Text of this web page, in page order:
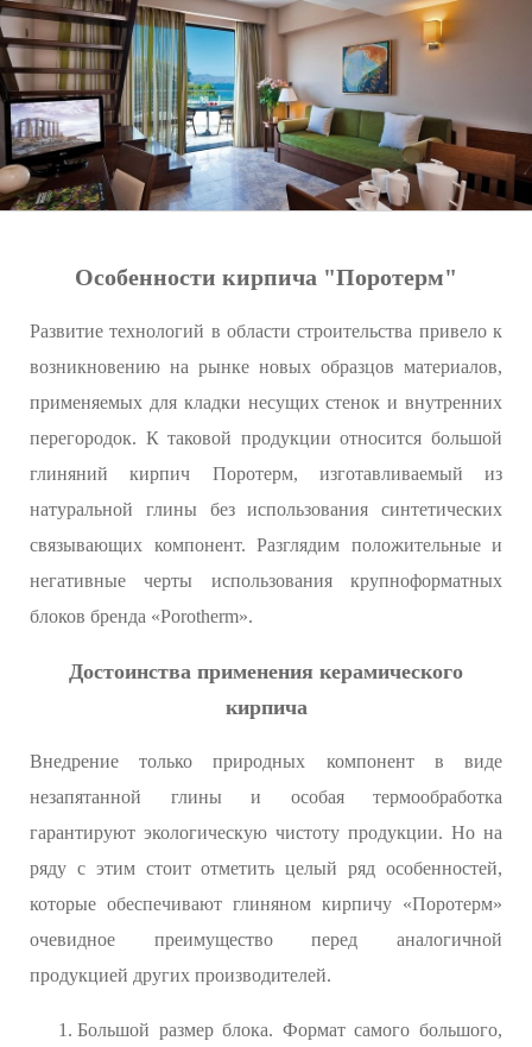
Особенности кирпича "Поротерм"
Развитие технологий в области строительства привело к
возникновению на рынке новых образцов материалов,
применяемых для кладки несущих стенок и внутренних
перегородок. К таковой продукции относится большой
глиняний кирпич Поротерм, изготавливаемый из
натуральной глины без использования синтетических
связывающих компонент. Разглядим положительные и
негативные черты использования крупноформатных
блоков бренда «Porotherm».
Достоинства применения керамического
кирпича
Внедрение только природных компонент в виде
незапятанной глины и особая термообработка
гарантируют экологическую чистоту продукции. Но на
ряду с этим стоит отметить целый ряд особенностей,
которые обеспечивают глиняном кирпичу «Поротерм»
очевидное преимущество перед аналогичной
продукцией других производителей.
Большой размер блока. Формат самого большого,